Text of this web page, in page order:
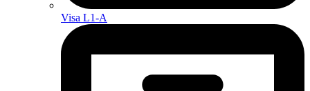
Visa L1-A